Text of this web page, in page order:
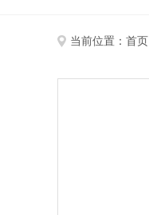
当前位置： 首页